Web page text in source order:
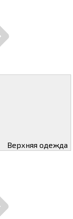
Верхняя одежда